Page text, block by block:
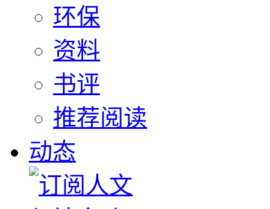
环保
资料
书评
推荐阅读
动态